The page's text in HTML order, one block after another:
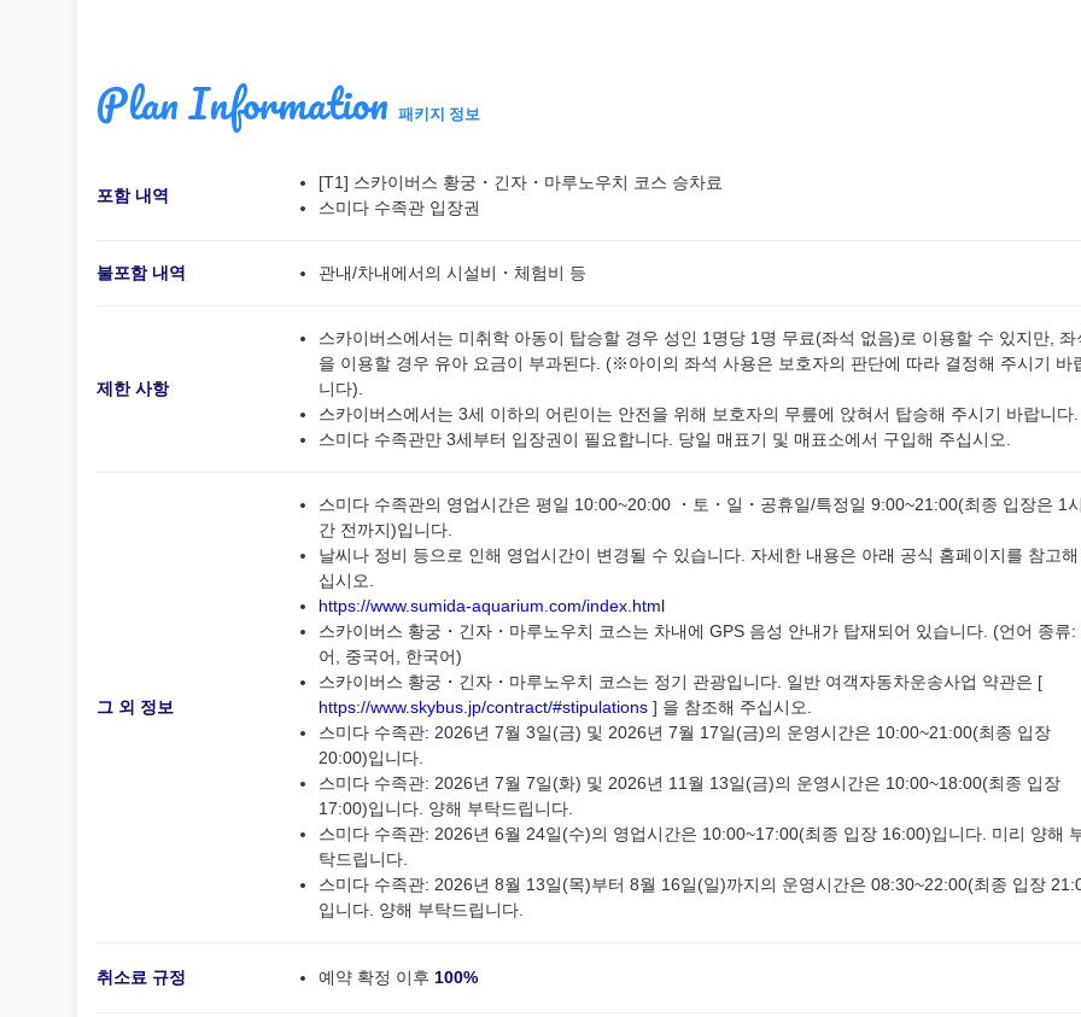
Plan Information 패키지 정보
포함 내역
[T1] 스카이버스 황궁・긴자・마루노우치 코스 승차료
스미다 수족관 입장권
불포함 내역 관내/차내에서의 시설비・체험비 등
제한 사항
스카이버스에서는 미취학 아동이 탑승할 경우 성인 1명당 1명 무료(좌석 없음)로 이용할 수 있지만, 좌
을 이용할 경우 유아 요금이 부과된다. (※아이의 좌석 사용은 보호자의 판단에 따라 결정해 주시기 바
니다).
스카이버스에서는 3세 이하의 어린이는 안전을 위해 보호자의 무릎에 앉혀서 탑승해 주시기 바랍니다.
스미다 수족관만 3세부터 입장권이 필요합니다. 당일 매표기 및 매표소에서 구입해 주십시오.
그 외 정보
스미다 수족관의 영업시간은 평일 10:00~20:00 ・토・일・공휴일/특정일 9:00~21:00(최종 입장은 1
간 전까지)입니다.
날씨나 정비 등으로 인해 영업시간이 변경될 수 있습니다. 자세한 내용은 아래 공식 홈페이지를 참고
십시오.
https://www.sumida-aquarium.com/index.html
스카이버스 황궁・긴자・마루노우치 코스는 차내에 GPS 음성 안내가 탑재되어 있습니다. (언어 종류:
어, 중국어, 한국어)
스카이버스 황궁・긴자・마루노우치 코스는 정기 관광입니다. 일반 여객자동차운송사업 약관은 [
https://www.skybus.jp/contract/#stipulations ] 을 참조해 주십시오.
스미다 수족관: 2026년 7월 3일(금) 및 2026년 7월 17일(금)의 운영시간은 10:00~21:00(최종 입장
20:00)입니다.
스미다 수족관: 2026년 7월 7일(화) 및 2026년 11월 13일(금)의 운영시간은 10:00~18:00(최종 입장
17:00)입니다. 양해 부탁드립니다.
스미다 수족관: 2026년 6월 24일(수)의 영업시간은 10:00~17:00(최종 입장 16:00)입니다. 미리 양해
탁드립니다.
스미다 수족관: 2026년 8월 13일(목)부터 8월 16일(일)까지의 운영시간은 08:30~22:00(최종 입장
입니다. 양해 부탁드립니다.
취소료 규정 예약 확정 이후 100%